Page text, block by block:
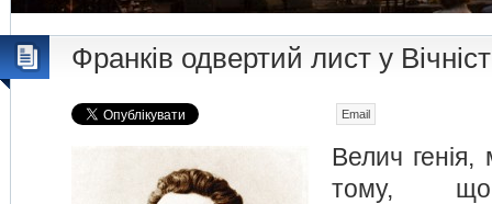
Франків одвертий лист у
Email
Велич генія,
тому, що,